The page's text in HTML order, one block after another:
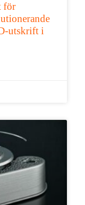
för
utskrift i